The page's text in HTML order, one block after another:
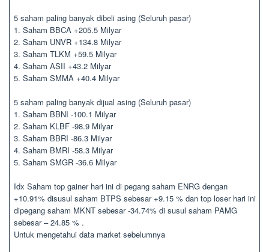
5 saham paling banyak dibeli asing (Seluruh pasar)
1. Saham BBCA +205.5 Milyar
2. Saham UNVR +134.8 Milyar
3. Saham TLKM +59.5 Milyar
4. Saham ASII +43.2 Milyar
5. Saham SMMA +40.4 Milyar
5 saham paling banyak dijual asing (Seluruh pasar)
1. Saham BBNI -100.1 Milyar
2. Saham KLBF -98.9 Milyar
3. Saham BBRI -86.3 Milyar
4. Saham BMRI -58.3 Milyar
5. Saham SMGR -36.6 Milyar
Idx Saham top gainer hari ini di pegang saham ENRG dengan
+10.91% disusul saham BTPS sebesar +9.15 % dan top loser hari ini
dipegang saham MKNT sebesar -34.74% di susul saham PAMG
sebesar – 24.85 % .
Untuk mengetahui data market sebelumnya